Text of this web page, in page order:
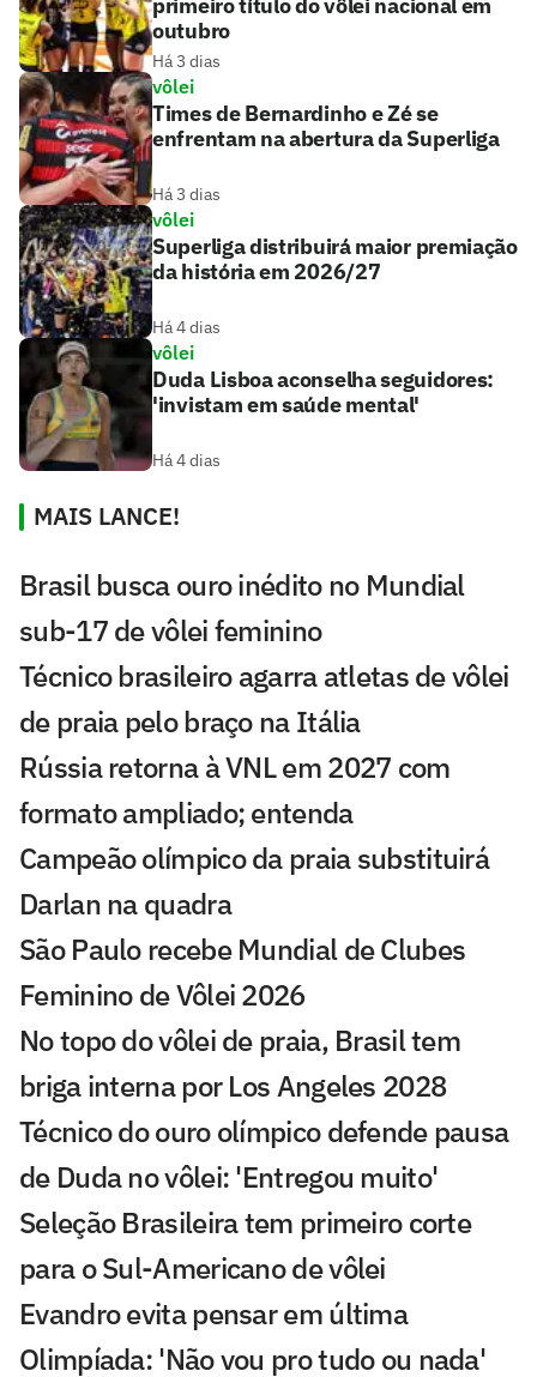
primeiro título do vôlei nacional em
outubro
Há 3 dias
vôlei
Times de Bernardinho e Zé se
enfrentam na abertura da Superliga
Há 3 dias
vôlei
Superliga distribuirá maior premiação
da história em 2026/27
Há 4 dias
vôlei
Duda Lisboa aconselha seguidores:
'invistam em saúde mental'
Há 4 dias
MAIS LANCE!
Brasil busca ouro inédito no Mundial
sub-17 de vôlei feminino
Técnico brasileiro agarra atletas de vôlei
de praia pelo braço na Itália
Rússia retorna à VNL em 2027 com
formato ampliado; entenda
Campeão olímpico da praia substituirá
Darlan na quadra
São Paulo recebe Mundial de Clubes
Feminino de Vôlei 2026
No topo do vôlei de praia, Brasil tem
briga interna por Los Angeles 2028
Técnico do ouro olímpico defende pausa
de Duda no vôlei: 'Entregou muito'
Seleção Brasileira tem primeiro corte
para o Sul-Americano de vôlei
Evandro evita pensar em última
Olimpíada: 'Não vou pro tudo ou nada'